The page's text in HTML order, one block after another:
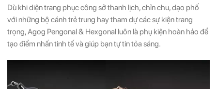
Dù khi diện trang phục công sở thanh lịch, chỉn chu, dạo phố
với những bộ cánh trẻ trung hay tham dự các sự kiện trang
trọng, Agog Pengonal & Hexgonal luôn là phụ kiện hoàn hảo để
tạo điểm nhấn tinh tế và giúp bạn tự tin tỏa sáng.